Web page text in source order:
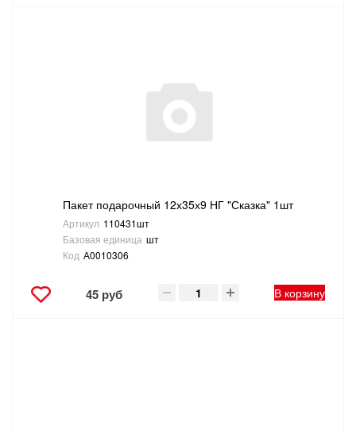
Пакет подарочный 12х35х9 НГ "Сказка" 1шт
Артикул 110431шт
Базовая единица шт
Код А0010306
45 руб В корзину